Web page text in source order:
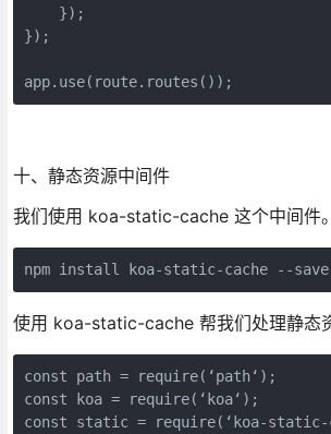
    });
});
十、静态资源中间件
我们使用 koa-static-cache 这个中间件。
npm install koa-static-cache --save
使用 koa-static-cache 帮我们处理静态
const path = require(‘path‘);
const koa = require(‘koa‘);
const static = require(‘koa-static-